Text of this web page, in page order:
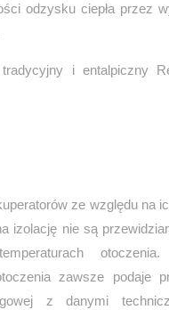
odzysku ciepła przez
ze względu na
izolację nie są
otoczenia.
zawsze podaje
z danymi